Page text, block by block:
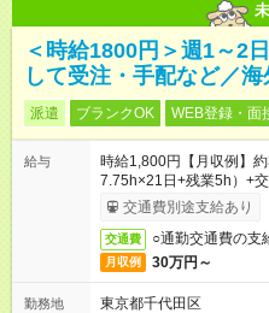
＜時給1800円＞週1～2
して受注・手配など／
派遣 ブランクOK WEB登録・面
給与
時給1,800円【月収例】
7.75h×21日+残業5h）+
交通費別途支給あり
交通費 ○通勤交通費の支
月収例 30万円～
勤務地
東京都千代田区